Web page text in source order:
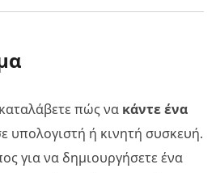
πώς να κάντε ένα
υπολογιστή ή κινητή συσκευή.
για να δημιουργήσετε ένα